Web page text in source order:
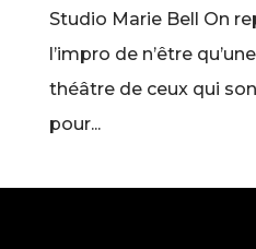
Studio Marie Bell On
l’impro de n’être
théâtre de ceux qui
pour...